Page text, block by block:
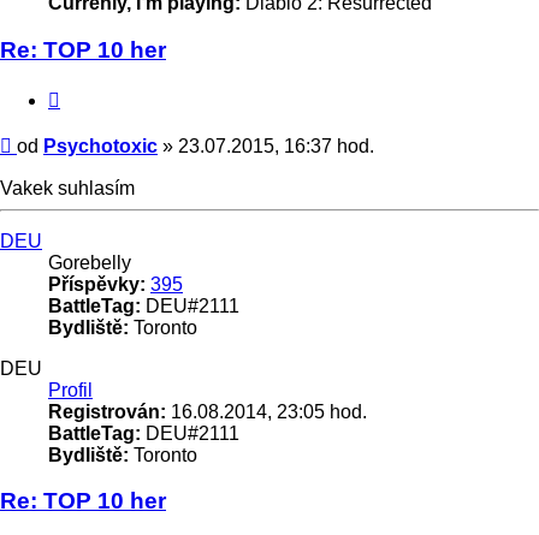
Re: TOP 10 her
Příspěvek
od Psychotoxic » 23.07.2015, 16:37 hod.
Vakek suhlasím
Nahoru
DEU
Gorebelly
Příspěvky: 395
BattleTag: DEU#2111
Bydliště: Toronto
DEU
Profil
Registrován: 16.08.2014, 23:05 hod.
BattleTag: DEU#2111
Bydliště: Toronto
Re: TOP 10 her